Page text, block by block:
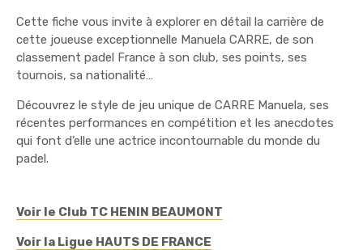
Cette fiche vous invite à explorer en détail la carrière de
cette joueuse exceptionnelle Manuela CARRE, de son
classement padel France à son club, ses points, ses
tournois, sa nationalité…
Découvrez le style de jeu unique de CARRE Manuela, ses
récentes performances en compétition et les anecdotes
qui font d’elle une actrice incontournable du monde du
padel.
Voir le Club TC HENIN BEAUMONT
Voir la Ligue HAUTS DE FRANCE